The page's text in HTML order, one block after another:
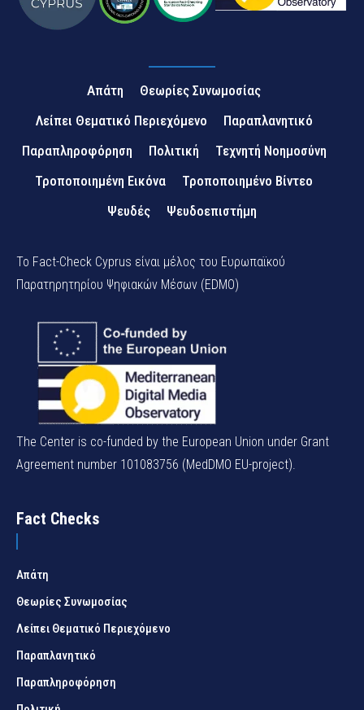
Απάτη
Θεωρίες Συνωμοσίας
Λείπει Θεματικό Περιεχόμενο
Παραπλανητικό
Παραπληροφόρηση
Πολιτική
Τεχνητή Νοημοσύνη
Τροποποιημένη Εικόνα
Τροποποιημένο Βίντεο
Ψευδές
Ψευδοεπιστήμη
Το Fact-Check Cyprus είναι μέλος του Ευρωπαϊκού
Παρατηρητηρίου Ψηφιακών Μέσων (EDMO)
The Center is co-funded by the European Union under Grant
Agreement number 101083756 (MedDMO EU-project).
Fact Checks
Απάτη
Θεωρίες Συνωμοσίας
Λείπει Θεματικό Περιεχόμενο
Παραπλανητικό
Παραπληροφόρηση